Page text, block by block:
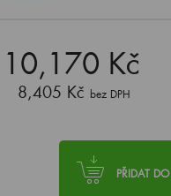
10,170 Kč
8,405 Kč bez DPH
PŘIDAT